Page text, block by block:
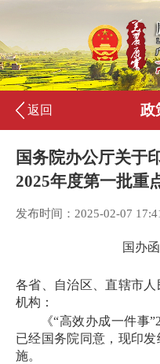
返回 政
国务院办公厅关于
2025年度第一批重
发布时间：2025-02-07
国办
各省、自治区、直辖市
机构：
《“高效办成一件事
已经国务院同意，现印
施。